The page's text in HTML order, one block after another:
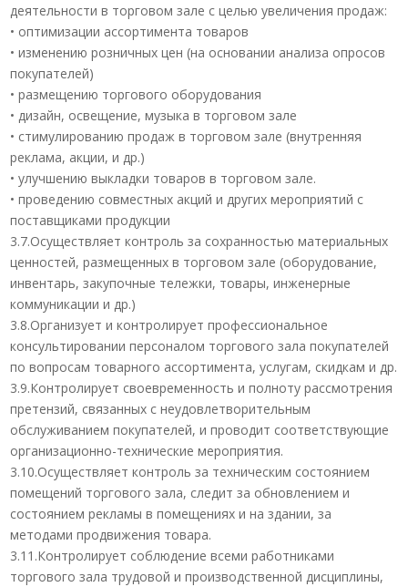
деятельности в торговом зале с целью увеличения продаж:
• оптимизации ассортимента товаров
• изменению розничных цен (на основании анализа опросов
покупателей)
• размещению торгового оборудования
• дизайн, освещение, музыка в торговом зале
• стимулированию продаж в торговом зале (внутренняя
реклама, акции, и др.)
• улучшению выкладки товаров в торговом зале.
• проведению совместных акций и других мероприятий с
поставщиками продукции
3.7.Осуществляет контроль за сохранностью материальных
ценностей, размещенных в торговом зале (оборудование,
инвентарь, закупочные тележки, товары, инженерные
коммуникации и др.)
3.8.Организует и контролирует профессиональное
консультировании персоналом торгового зала покупателей
по вопросам товарного ассортимента, услугам, скидкам и др.
3.9.Контролирует своевременность и полноту рассмотрения
претензий, связанных с неудовлетворительным
обслуживанием покупателей, и проводит соответствующие
организационно-технические мероприятия.
3.10.Осуществляет контроль за техническим состоянием
помещений торгового зала, следит за обновлением и
состоянием рекламы в помещениях и на здании, за
методами продвижения товара.
3.11.Контролирует соблюдение всеми работниками
торгового зала трудовой и производственной дисциплины,